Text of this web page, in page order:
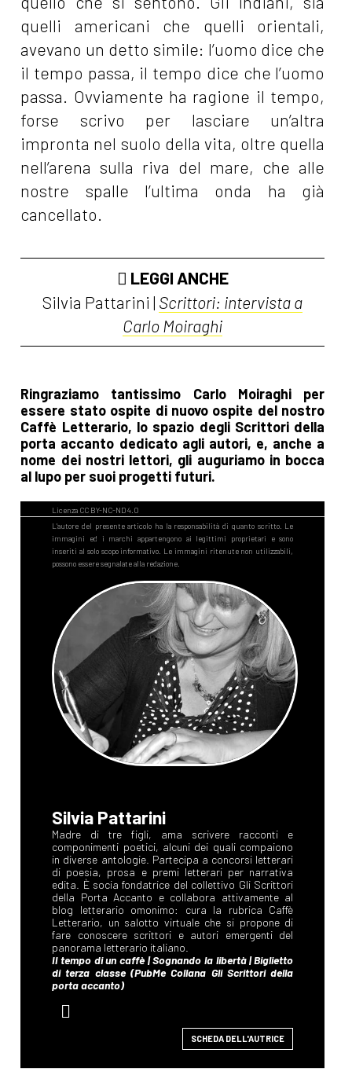
quelli americani che quelli orientali,
avevano un detto simile: l’uomo dice che
il tempo passa, il tempo dice che l’uomo
passa. Ovviamente ha ragione il tempo,
forse scrivo per lasciare un’altra
impronta nel suolo della vita, oltre quella
nell’arena sulla riva del mare, che alle
nostre spalle l’ultima onda ha già
cancellato.
LEGGI ANCHE
Silvia Pattarini | Scrittori: intervista a
Carlo Moiraghi
Ringraziamo tantissimo Carlo Moiraghi per
essere stato ospite di nuovo ospite del nostro
Caffè Letterario, lo spazio degli Scrittori della
porta accanto dedicato agli autori, e, anche a
nome dei nostri lettori, gli auguriamo in bocca
al lupo per suoi progetti futuri.
Silvia Pattarini
SCHEDA DELL'AUTRICE